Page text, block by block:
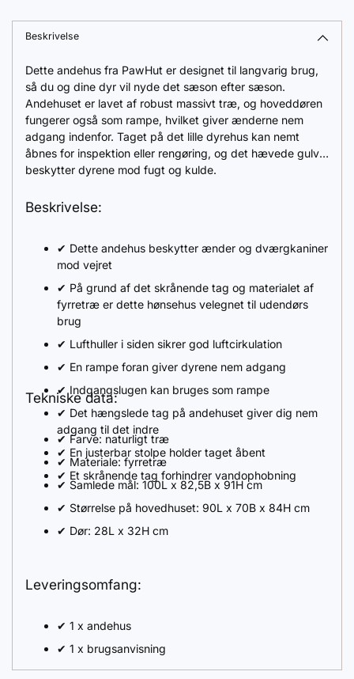
produkt
kurv
Beskrivelse
Dette andehus fra PawHut er designet til langvarig brug,
så du og dine dyr vil nyde det sæson efter sæson.
Andehuset er lavet af robust massivt træ, og hoveddøren
fungerer også som rampe, hvilket giver ænderne nem
adgang indenfor. Taget på det lille dyrehus kan nemt
åbnes for inspektion eller rengøring, og det hævede gulv
beskytter dyrene mod fugt og kulde.
Beskrivelse:
✔ Dette andehus beskytter ænder og dværgkaniner
mod vejret
✔ På grund af det skrånende tag og materialet af
fyrretræ er dette hønsehus velegnet til udendørs
brug
✔ Lufthuller i siden sikrer god luftcirkulation
✔ En rampe foran giver dyrene nem adgang
✔ Indgangslugen kan bruges som rampe
✔ Det hængslede tag på andehuset giver dig nem
adgang til det indre
✔ En justerbar stolpe holder taget åbent
✔ Et skrånende tag forhindrer vandophobning
Tekniske data:
✔ Farve: naturligt træ
✔ Materiale: fyrretræ
✔ Samlede mål: 100L x 82,5B x 91H cm
✔ Størrelse på hovedhuset: 90L x 70B x 84H cm
✔ Dør: 28L x 32H cm
Leveringsomfang:
✔ 1 x andehus
✔ 1 x brugsanvisning